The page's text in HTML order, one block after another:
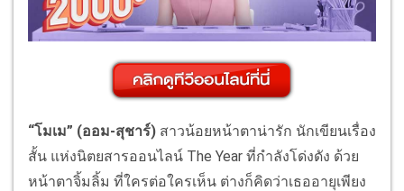
“โมเม” (ออม-สุชาร์) สาวน้อยหน้าตาน่ารัก นักเขียนเรื่อง
สั้น แห่งนิตยสารออนไลน์ The Year ที่กำลังโด่งดัง ด้วย
หน้าตาจิ้มลิ้ม ที่ใครต่อใครเห็น ต่างก็คิดว่าเธออายุเพียง